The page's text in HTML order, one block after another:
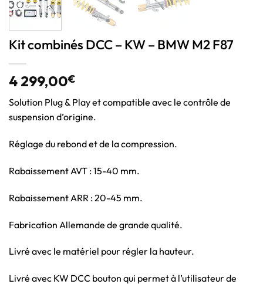
Kit combinés DCC – KW – BMW M2 F87
4 299,00€
Solution Plug & Play et compatible avec le contrôle de
suspension d’origine.
Réglage du rebond et de la compression.
Rabaissement AVT : 15-40 mm.
Rabaissement ARR : 20-45 mm.
Fabrication Allemande de grande qualité.
Livré avec le matériel pour régler la hauteur.
Livré avec KW DCC bouton qui permet à l’utilisateur de